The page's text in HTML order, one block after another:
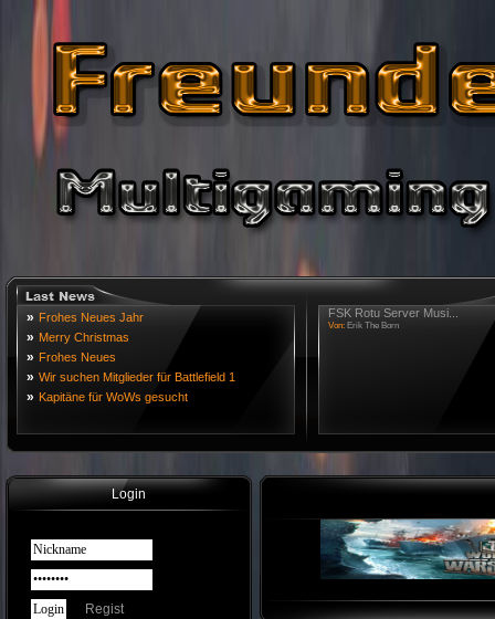
» Frohes Neues Jahr
» Merry Christmas
» Frohes Neues
» Wir suchen Mitglieder für Battlefield 1
» Kapitäne für WoWs gesucht
FSK Rotu Server Musi...
Von: Erik The Born
Login
Regist